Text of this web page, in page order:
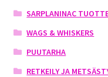
SARPLANINAC
WAGS & WHISKERS
PUUTARHA
RETKEILY JA